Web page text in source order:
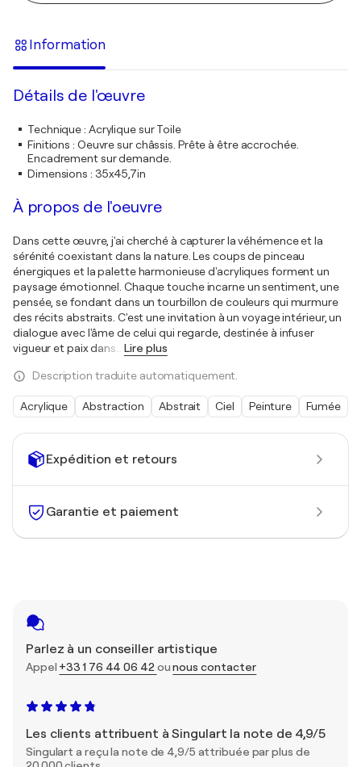
Expédition et retours
Garantie et paiement
Parlez à un conseiller artistique
Appel +33 1 76 44 06 42 ounous contacter
Les clients attribuent à Singulart la note de 4,9/5
Singulart a reçu la note de 4,9/5 attribuée par plus de
Information
Détails de l'œuvre
Technique: Acrylique sur Toile
Finitions : Oeuvre sur châssis. Prête à être accrochée.
Encadrement sur demande.
Dimensions : 35x45,7in
À propos de l'oeuvre
Dans cette œuvre, j'ai cherché à capturer la véhémence et la
sérénité coexistant dans la nature. Les coups de pinceau
énergiques et la palette harmonieuse d'acryliques forment un
paysage émotionnel. Chaque touche incarne un sentiment, une
pensée, se fondant dans un tourbillon de couleurs qui murmure
des récits abstraits. C'est une invitation à un voyage intérieur, un
dialogue avec l'âme de celui qui regarde, destinée à infuser
vigueur et paix dans
Lire plus
Description traduite automatiquement.
Acrylique Abstraction Abstrait Ciel Peinture Fumée